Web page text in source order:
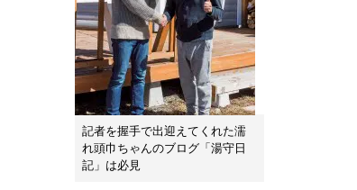
記者を握手で出迎えてくれた濡
れ頭巾ちゃんのブログ「湯守日
記」は必見